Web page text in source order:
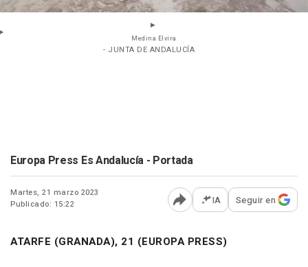
Medina Elvira
- JUNTA DE ANDALUCÍA
Europa Press Es Andalucía - Portada
Martes, 21 marzo 2023
Publicado: 15:22
Abrir opciones para
IA Seguir en
ATARFE (GRANADA), 21 (EUROPA PRESS)